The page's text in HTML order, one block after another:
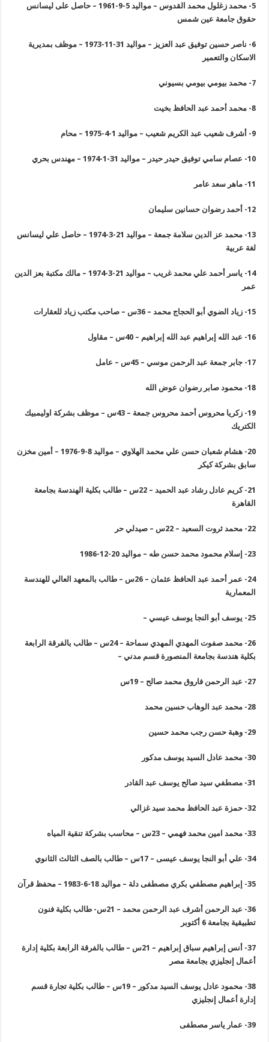
5-
محمد زغلول محمد القدوس – مواليد 5-9-1961 – حاصل على ليسانس
حقوق جامعة عين شمس
6-
ناصر حسين توفيق عبد العزيز – مواليد 31-11-1973 – موظف بمديرية
الاسكان والتعمير
7- محمد بيومي بيومي بسيوني
8- محمد أحمد عبد الحافظ بخيت
9- أشرف شعيب عبد الكريم شعيب – مواليد 1-4-1975 – محام
10- عصام سامي توفيق حيدر حيدر – مواليد 31-1-1974 – مهندس بحري
11- ماهر سعد عامر
12- أحمد رضوان حسانين سليمان
13-
محمد عز الدين سلامة جمعة – مواليد 21-3-1974 – حاصل علي ليسانس
لغة عربية
14-
ياسر أحمد علي محمد غريب – مواليد 21-3-1974 – مالك مكتبة بعز الدين
عمر
15- زياد الضوي أبو الحجاج محمد – 36س – صاحب مكتب زياد للعقارات
16- عبد الله إبراهيم عبد الله إبراهيم – 40س – مقاول
17- جابر جمعة عبد الرحمن موسي – 45س – عامل
18- محمود صابر رضوان عوض الله
19-
زكريا محروس أحمد محروس جمعة – 43س – موظف بشركة اوليمبيك
الكتريك
20-
هشام شعبان حسن علي محمد الهلاوي – مواليد 8-9-1976 – أمين مخزن
سابق بشركة كيكر
21-
كريم عادل رشاد عبد الحميد – 22س – طالب بكلية الهندسة بجامعة
القاهرة
22- محمد ثروت السعيد – 22س – صيدلي حر
23- إسلام محمود محمد حسن طه – مواليد 20-12-1986
24-
عمر أحمد عبد الحافظ عثمان – 26س – طالب بالمعهد العالي للهندسة
المعمارية
25- يوسف أبو النجا يوسف عيسي –
26-
محمد صفوت المهدي المهدي سماحة – 24س – طالب بالفرقة الرابعة
بكلية هندسة بجامعة المنصورة قسم مدني –
27- عبد الرحمن فاروق محمد صالح – 19س
28- محمد عبد الوهاب حسين محمد
29- وهبة حسن رجب محمد حسين
30- محمد عادل السيد يوسف مدكور
31- مصطفي سيد صالح يوسف عبد القادر
32- حمزة عبد الحافظ محمد سيد غزالي
33- محمد امين محمد فهمي – 23س – محاسب بشركة تنقية المياه
34- علي أبو النجا يوسف عيسى – 17س – طالب بالصف الثالث الثانوي
35- إبراهيم مصطفي بكري مصطفى دلة – مواليد 18-6-1983 – محفظ قرآن
36-
عبد الرحمن أشرف عبد الرحمن محمد – 21س- طالب بكلية فنون
تطبيقية بجامعة 6 أكتوبر
37-
أنس إبراهيم سباق إبراهيم – 21س – طالب بالفرقة الرابعة بكلية إدارة
أعمال إنجليزي بجامعة مصر
38-
محمود عادل يوسف السيد مدكور – 19س – طالب بكلية تجارة قسم
إدارة أعمال إنجليزي
39- عمار ياسر مصطفى